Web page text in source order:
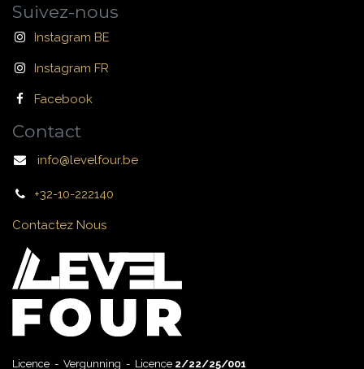
Suivez-nous
Instagram BE
Instagram FR
Facebook
Contact
info@levelfour.be
+32-10-222140
Contactez Nous
Licence - Vergunning - Licence 2/22/25/001